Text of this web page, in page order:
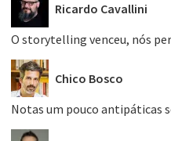
Ricardo Cavallini
O storytelling venceu, nós
Chico Bosco
Notas um pouco antipáticas